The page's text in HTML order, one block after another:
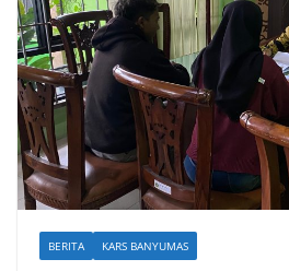
BERITA KARS BANYUMAS